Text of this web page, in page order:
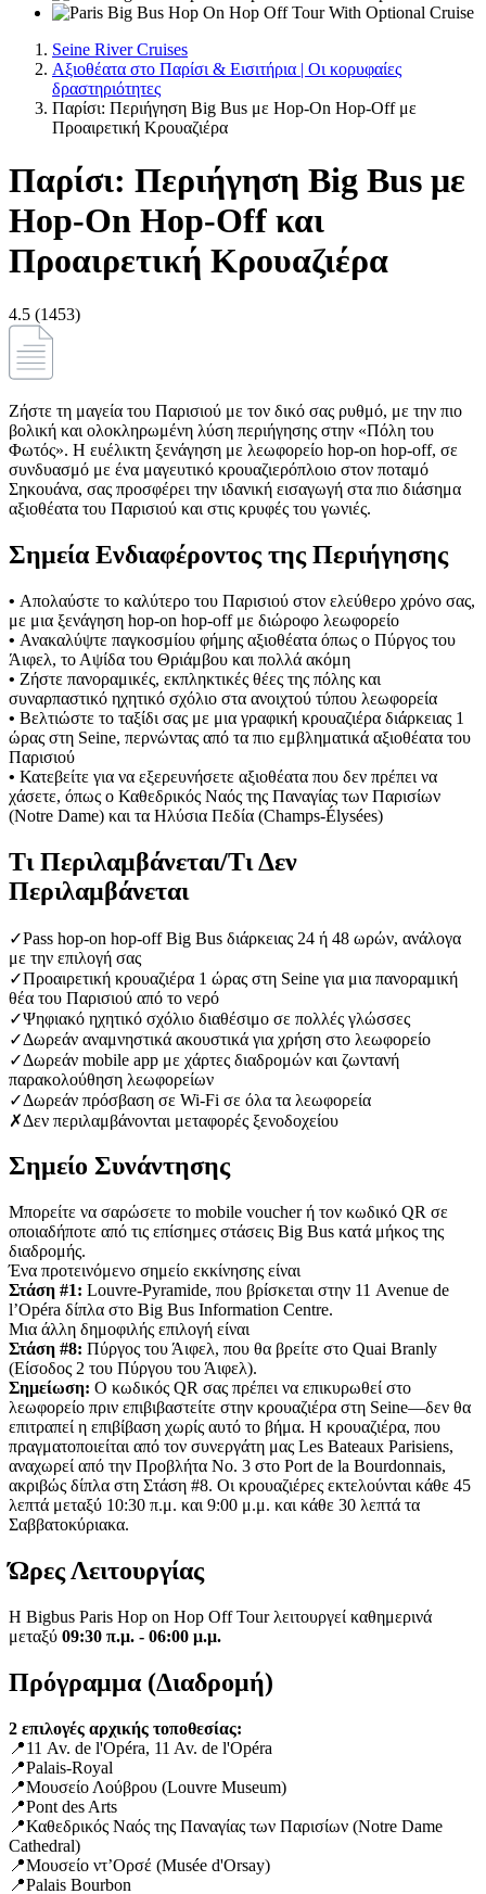
Seine River Cruises
Αξιοθέατα στο Παρίσι & Εισιτήρια | Οι κορυφαίες
δραστηριότητες
Παρίσι: Περιήγηση Big Bus με Hop-On Hop-Off με
Προαιρετική Κρουαζιέρα
Παρίσι: Περιήγηση Big Bus με
Hop-On Hop-Off και
Προαιρετική Κρουαζιέρα
4.5 (1453)
Ζήστε τη μαγεία του Παρισιού με τον δικό σας ρυθμό, με την πιο
βολική και ολοκληρωμένη λύση περιήγησης στην «Πόλη του
Φωτός». Η ευέλικτη ξενάγηση με λεωφορείο hop-on hop-off, σε
συνδυασμό με ένα μαγευτικό κρουαζιερόπλοιο στον ποταμό
Σηκουάνα, σας προσφέρει την ιδανική εισαγωγή στα πιο διάσημα
αξιοθέατα του Παρισιού και στις κρυφές του γωνιές.
Σημεία Ενδιαφέροντος της Περιήγησης
• Απολαύστε το καλύτερο του Παρισιού στον ελεύθερο χρόνο σας,
με μια ξενάγηση hop-on hop-off με διώροφο λεωφορείο
• Ανακαλύψτε παγκοσμίου φήμης αξιοθέατα όπως ο Πύργος του
Άιφελ, το Αψίδα του Θριάμβου και πολλά ακόμη
• Ζήστε πανοραμικές, εκπληκτικές θέες της πόλης και
συναρπαστικό ηχητικό σχόλιο στα ανοιχτού τύπου λεωφορεία
• Βελτιώστε το ταξίδι σας με μια γραφική κρουαζιέρα διάρκειας 1
ώρας στη Seine, περνώντας από τα πιο εμβληματικά αξιοθέατα του
Παρισιού
• Κατεβείτε για να εξερευνήσετε αξιοθέατα που δεν πρέπει να
χάσετε, όπως ο Καθεδρικός Ναός της Παναγίας των Παρισίων
(Notre Dame) και τα Ηλύσια Πεδία (Champs-Élysées)
Τι Περιλαμβάνεται/Τι Δεν
Περιλαμβάνεται
✓Pass hop-on hop-off Big Bus διάρκειας 24 ή 48 ωρών, ανάλογα
με την επιλογή σας
✓Προαιρετική κρουαζιέρα 1 ώρας στη Seine για μια πανοραμική
θέα του Παρισιού από το νερό
✓Ψηφιακό ηχητικό σχόλιο διαθέσιμο σε πολλές γλώσσες
✓Δωρεάν αναμνηστικά ακουστικά για χρήση στο λεωφορείο
✓Δωρεάν mobile app με χάρτες διαδρομών και ζωντανή
παρακολούθηση λεωφορείων
✓Δωρεάν πρόσβαση σε Wi-Fi σε όλα τα λεωφορεία
✗Δεν περιλαμβάνονται μεταφορές ξενοδοχείου
Σημείο Συνάντησης
Μπορείτε να σαρώσετε το mobile voucher ή τον κωδικό QR σε
οποιαδήποτε από τις επίσημες στάσεις Big Bus κατά μήκος της
διαδρομής.
Ένα προτεινόμενο σημείο εκκίνησης είναι
Στάση #1: Louvre-Pyramide, που βρίσκεται στην 11 Avenue de
l’Opéra δίπλα στο Big Bus Information Centre.
Μια άλλη δημοφιλής επιλογή είναι
Στάση #8: Πύργος του Άιφελ, που θα βρείτε στο Quai Branly
(Είσοδος 2 του Πύργου του Άιφελ).
Σημείωση: Ο κωδικός QR σας πρέπει να επικυρωθεί στο
λεωφορείο πριν επιβιβαστείτε στην κρουαζιέρα στη Seine—δεν θα
επιτραπεί η επιβίβαση χωρίς αυτό το βήμα. Η κρουαζιέρα, που
πραγματοποιείται από τον συνεργάτη μας Les Bateaux Parisiens,
αναχωρεί από την Προβλήτα Νο. 3 στο Port de la Bourdonnais,
ακριβώς δίπλα στη Στάση #8. Οι κρουαζιέρες εκτελούνται κάθε 45
λεπτά μεταξύ 10:30 π.μ. και 9:00 μ.μ. και κάθε 30 λεπτά τα
Σαββατοκύριακα.
Ώρες Λειτουργίας
Η Bigbus Paris Hop on Hop Off Tour λειτουργεί καθημερινά
μεταξύ 09:30 π.μ. - 06:00 μ.μ.
Πρόγραμμα (Διαδρομή)
2 επιλογές αρχικής τοποθεσίας:
📍11 Av. de l'Opéra, 11 Av. de l'Opéra
📍Palais-Royal
📍Μουσείο Λούβρου (Louvre Museum)
📍Pont des Arts
📍Καθεδρικός Ναός της Παναγίας των Παρισίων (Notre Dame
Cathedral)
📍Μουσείο ντ’Ορσέ (Musée d'Orsay)
📍Palais Bourbon